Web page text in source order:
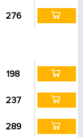
276
198
237
289